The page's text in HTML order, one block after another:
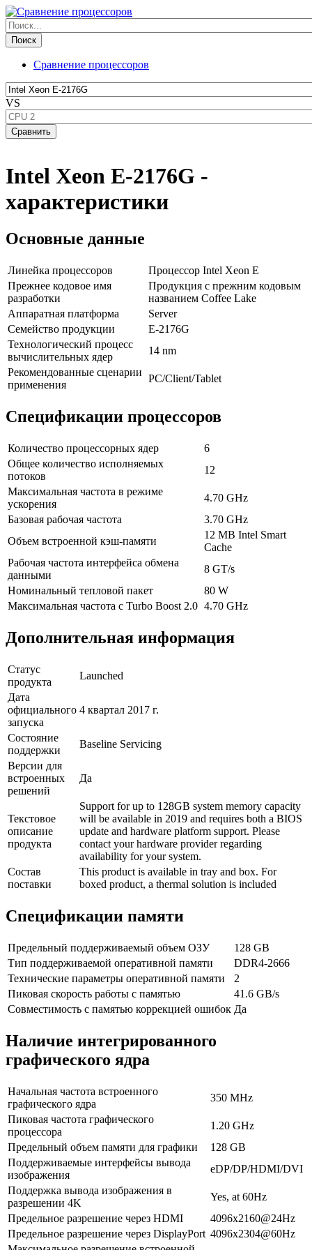
Сравнение процессоров
VS
Intel Xeon E-2176G -
характеристики
Основные данные
Линейка процессоров
Процессор Intel Xeon E
Прежнее кодовое имя
разработки
Продукция с прежним кодовым
названием Coffee Lake
Аппаратная платформа
Server
Семейство продукции
E-2176G
Технологический процесс
вычислительных ядер
14 nm
Рекомендованные сценарии
применения
PC/Client/Tablet
Спецификации процессоров
Количество процессорных ядер
6
Общее количество исполняемых
потоков
12
Максимальная частота в режиме
ускорения
4.70 GHz
Базовая рабочая частота
3.70 GHz
Объем встроенной кэш-памяти
12 MB Intel Smart
Cache
Рабочая частота интерфейса обмена
данными
8 GT/s
Номинальный тепловой пакет
80 W
Максимальная частота с Turbo Boost 2.0 4.70 GHz
Дополнительная информация
Статус
продукта
Launched
Дата
официального
запуска
4 квартал 2017 г.
Состояние
поддержки
Baseline Servicing
Версии для
встроенных
решений
Да
Текстовое
описание
продукта
Support for up to 128GB system memory capacity
will be available in 2019 and requires both a BIOS
update and hardware platform support. Please
contact your hardware provider regarding
availability for your system.
Состав
поставки
This product is available in tray and box. For
boxed product, a thermal solution is included
Спецификации памяти
Предельный поддерживаемый объем ОЗУ
128 GB
Тип поддерживаемой оперативной памяти
DDR4-2666
Технические параметры оперативной памяти
2
Пиковая скорость работы с памятью
41.6 GB/s
Совместимость с памятью коррекцией ошибок Да
Наличие интегрированного
графического ядра
Начальная частота встроенного
графического ядра
350 MHz
Пиковая частота графического
процессора
1.20 GHz
Предельный объем памяти для графики
128 GB
Поддерживаемые интерфейсы вывода
изображения
eDP/DP/HDMI/DVI
Поддержка вывода изображения в
разрешении 4K
Yes, at 60Hz
Предельное разрешение через HDMI
4096x2160@24Hz
Предельное разрешение через DisplayPort 4096x2304@60Hz